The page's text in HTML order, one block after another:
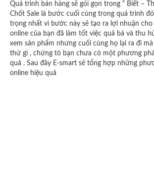
Quá trình bán hàng sẽ gói gọn trong “ Biết –
Chốt Sale là bước cuối cùng trong quá trình
trọng nhất vì bước này sẽ tạo ra lợi nhuận cho
online của bạn đã làm tốt việc quả bá và thu
xem sản phẩm nhưng cuối cùng họ lại ra đi
thứ gì , chứng tỏ bạn chưa có một phương
quả . Sau đây E-smart sẽ tổng hợp những
online hiệu quả